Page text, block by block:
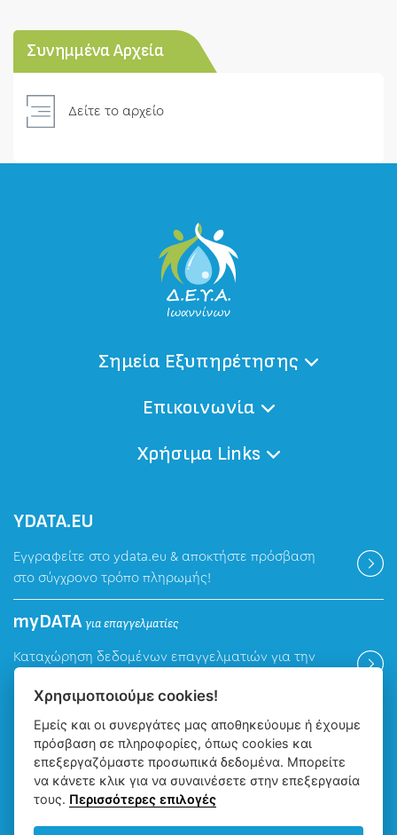
Συνημμένα Αρχεία
Δείτε το αρχείο
Σημεία Εξυπηρέτησης
Επικοινωνία
Χρήσιμα Links
ΥDATA.EU
Εγγραφείτε στο ydata.eu & αποκτήστε πρόσβαση
στο σύγχρονο τρόπο πληρωμής!
myDATAγια επαγγελματίες
Καταχώρηση δεδομένων επαγγελματιών για την
Βρείτε μας
Χρησιμοποιούμε cookies!
Εμείς και οι συνεργάτες μας αποθηκεύουμε ή έχουμε
πρόσβαση σε πληροφορίες, όπως cookies και
επεξεργαζόμαστε προσωπικά δεδομένα. Μπορείτε
να κάνετε κλικ για να συναινέσετε στην επεξεργασία
τους. Περισσότερες επιλογές